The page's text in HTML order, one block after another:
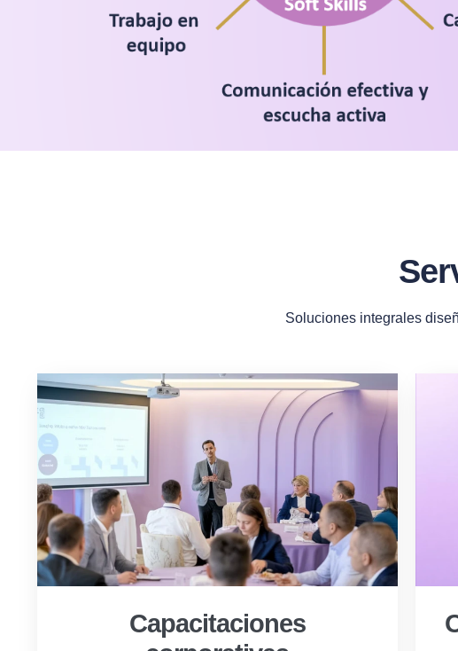
Soluciones integrales
Capacitaciones